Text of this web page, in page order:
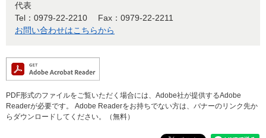
代表
Tel：0979-22-2210
Fax：0979-22-2211
お問い合わせはこちらから
PDF形式のファイルをご覧いただく場合には、Adobe社が提供するAdobe
Readerが必要です。
Adobe Readerをお持ちでない方は、バナーのリンク先か
らダウンロードしてください。（無料）